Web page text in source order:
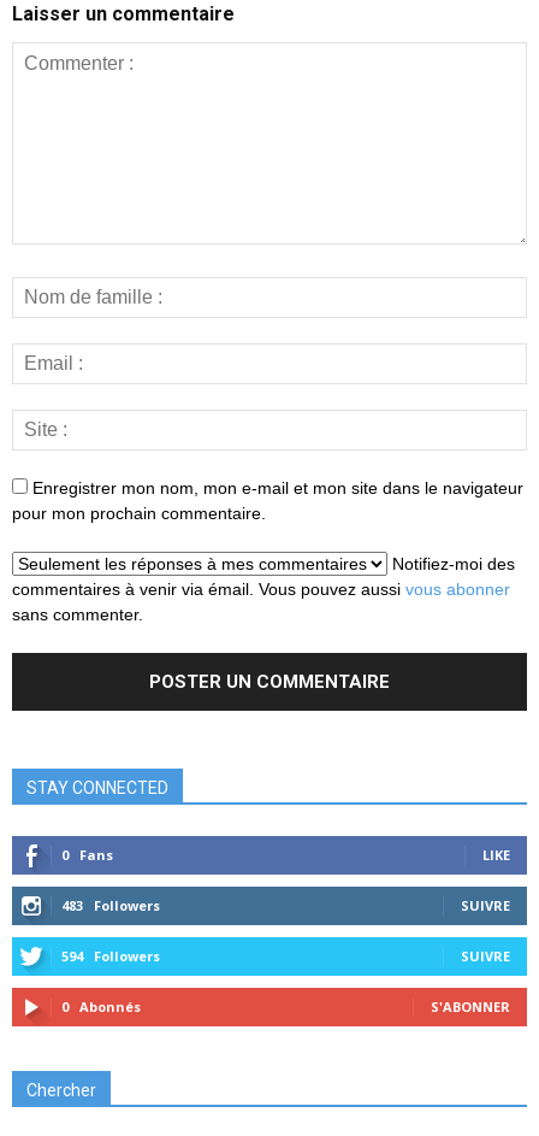
Laisser un commentaire
Enregistrer mon nom, mon e-mail et mon site dans le navigateur
pour mon prochain commentaire.
Notifiez-moi des
commentaires à venir via émail. Vous pouvez aussi vous abonner
sans commenter.
STAY CONNECTED
0 Fans LIKE
483 Followers SUIVRE
594 Followers SUIVRE
0 Abonnés S'ABONNER
Chercher